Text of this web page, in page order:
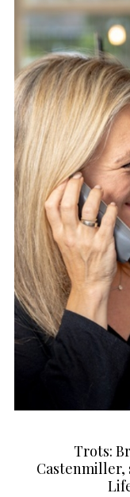
Trots:
Castenmiller,